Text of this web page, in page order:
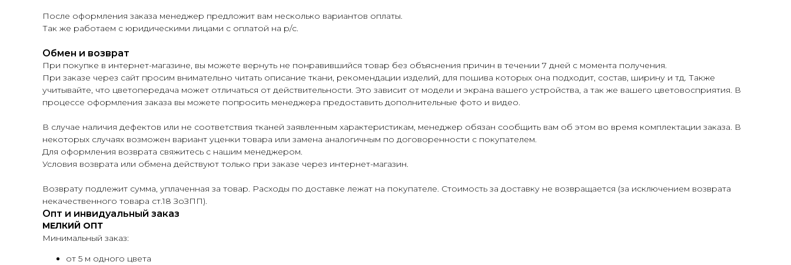
После оформления заказа менеджер предложит вам несколько вариантов оплаты.
Так же работаем с юридическими лицами с оплатой на р/с.
Обмен и возврат
При покупке в интернет-магазине, вы можете вернуть не понравившийся товар без объяснения причин в течении 7 дней с момента получения.
При заказе через сайт просим внимательно читать описание ткани, рекомендации изделий, для пошива которых она подходит, состав, ширину и тд. Также
учитывайте, что цветопередача может отличаться от действительности. Это зависит от модели и экрана вашего устройства, а так же вашего цветовосприятия. В
процессе оформления заказа вы можете попросить менеджера предоставить дополнительные фото и видео.
В случае наличия дефектов или не соответствия тканей заявленным характеристикам, менеджер обязан сообщить вам об этом во время комплектации заказа. В
некоторых случаях возможен вариант уценки товара или замена аналогичным по договоренности с покупателем.
Для оформления возврата свяжитесь с нашим менеджером.
Условия возврата или обмена действуют только при заказе через интернет-магазин.
Возврату подлежит сумма, уплаченная за товар. Расходы по доставке лежат на покупателе. Стоимость за доставку не возвращается (за исключением возврата
некачественного товара ст.18 ЗоЗПП).
Опт и инвидуальный заказ
МЕЛКИЙ ОПТ
Минимальный заказ:
от 5 м одного цвета